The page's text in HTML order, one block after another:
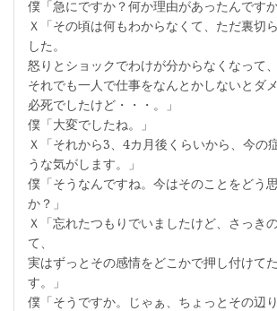
僕「急にですか？何か理由があったんですか
Ｘ「その頃は何もわからなくて、ただ裏切
した。
怒りとショックでわけが分からなくなって、
それでも一人で仕事をなんとかしないとダメ
必死でしたけど・・・。」
僕「大変でしたね。」
Ｘ「それから3、4カ月後くらいから、今の
うな気がします。」
僕「そうなんですね。今はそのことをどう
か？」
Ｘ「忘れたつもりでいましたけど、さっき
て、
実はずっとその感情をどこかで押し付けて
す。」
僕「そうですか。じゃぁ、ちょっとその辺